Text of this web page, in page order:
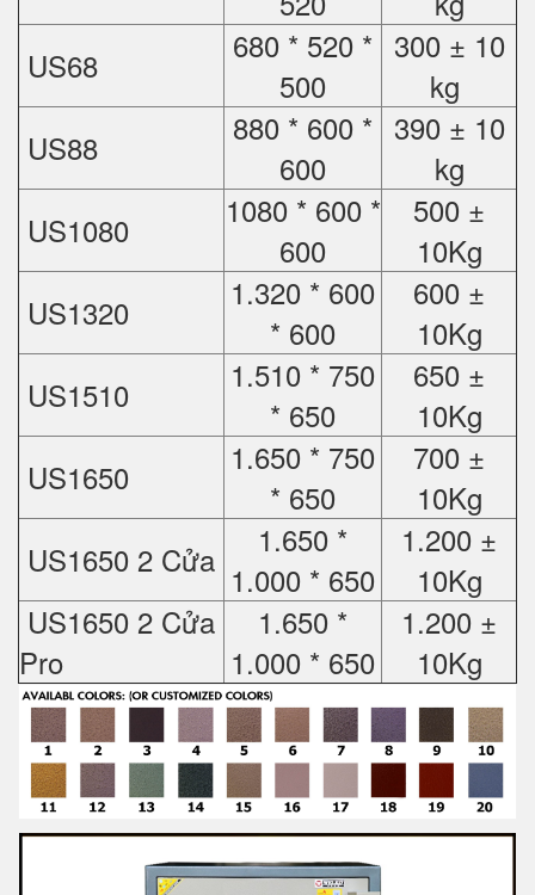
US68
680 * 520 *
500
300 ± 10
kg
US88
880 * 600 *
600
390 ± 10
kg
US1080
1080 * 600 *
600
500 ±
10Kg
US1320
1.320 * 600
* 600
600 ±
10Kg
US1510
1.510 * 750
* 650
650 ±
10Kg
US1650
1.650 * 750
* 650
700 ±
10Kg
US1650 2 Cửa
1.650 *
1.000 * 650
1.200 ±
10Kg
US1650 2 Cửa
Pro
1.650 *
1.000 * 650
1.200 ±
10Kg